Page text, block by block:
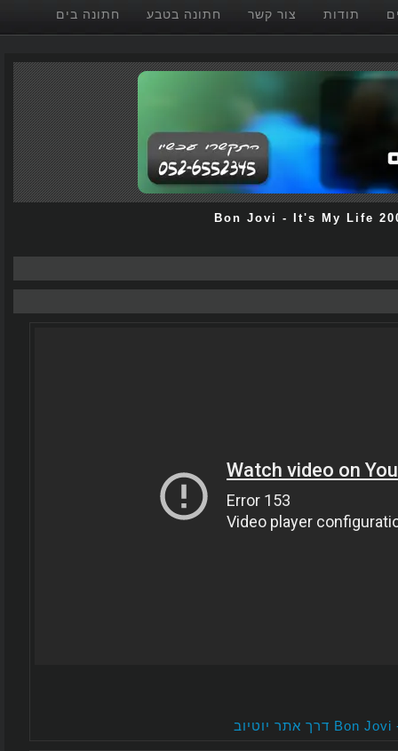
תודות צור קשר חתונה בטבע חתונה בים
Bon Jovi-It's My Life